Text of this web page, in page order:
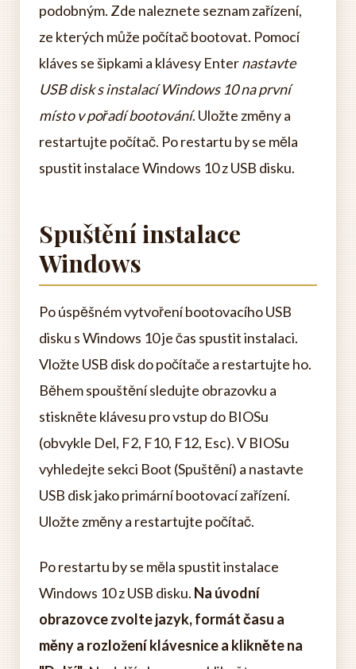
podobným. Zde naleznete seznam zařízení,
ze kterých může počítač bootovat. Pomocí
kláves se šipkami a klávesy Enternastavte
USB disk s instalací Windows 10 na první
místo v pořadí bootování. Uložte změny a
restartujte počítač. Po restartu by se měla
spustit instalace Windows 10 z USB disku.
Spuštění instalace
Windows
Po úspěšném vytvoření bootovacího USB
disku s Windows 10 je čas spustit instalaci.
Vložte USB disk do počítače a restartujte ho.
Během spouštění sledujte obrazovku a
stiskněte klávesu pro vstup do BIOSu
(obvykle Del, F2, F10, F12, Esc). V BIOSu
vyhledejte sekci Boot (Spuštění) a nastavte
USB disk jako primární bootovací zařízení.
Uložte změny a restartujte počítač.
Po restartu by se měla spustit instalace
Windows 10 z USB disku. Na úvodní
obrazovce zvolte jazyk, formát času a
měny a rozložení klávesnice a klikněte na